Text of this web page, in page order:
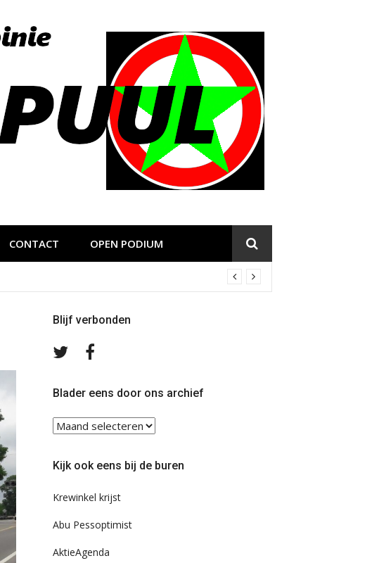
CONTACT OPEN PODIUM
Blijf verbonden
Volg
TwitterFacebook
Blader eens door ons archief
Blader
eens
ons
Kijk ook eens bij de buren
Krewinkel krijst
Abu Pessoptimist
AktieAgenda